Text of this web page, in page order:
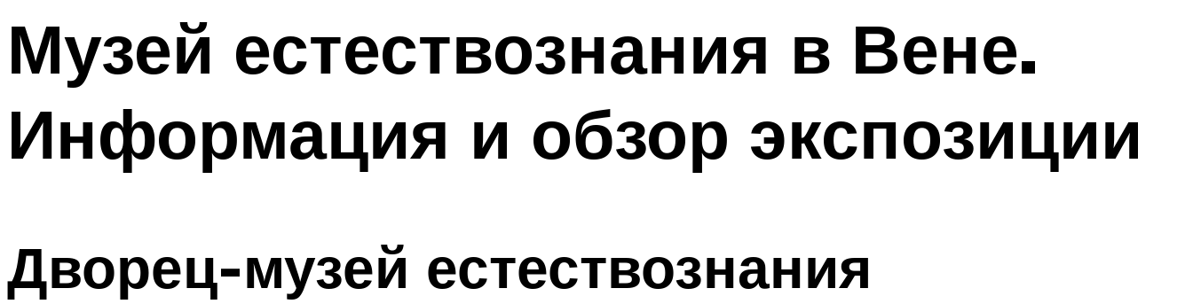
Меню
Музей естествознания в Вене.
Информация и обзор экспозиции
Дворец-музей естествознания